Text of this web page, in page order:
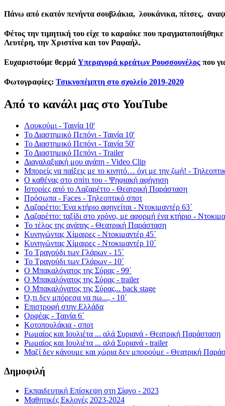
Πάνω από εκατόν πενήντα σουβλάκια, λουκάνικα, πίτσες,
Φέτος την τιμητική του είχε το καραόκε που
Λευτέρη, την Χριστίνα και τον Ραφαήλ.
Ευχαριστούμε θερμά Υπεραγορά κρεάτων Ρουσσουνέλος που
Φωτογραφίες: Τσικνοπέμπτη στο σχολείο 2019-2020
Από το κανάλι μας στο YouTube
Λουκούμι - Ταινία 10'
Το Διαστημικό Πεπόνι - Ταινία 10'
Το Διαστημικό Πεπόνι - Ταινία 50'
Το Διαστημικό Πεπόνι - Trailer
Διαγαλαξιακή μου αγάπη - Video Clip
Μπορείς να παίξεις με το κινητό… όχι με την ζωή! -
Ο καθένας στο σπίτι του - Ψηφιακή αφήγηση
Ιστορίες από το Λαζαρέττο - Θεατρική Παράσταση
Πρόσωπα - Faces - Τηλεοπτικό σποτ
Λαζαρέττο: Ένα κτήριο αφηγείται - Ντοκιμαντέρ 63΄
Λαζαρέττο: ταξίδι στο χρόνο, με αφορμή ένα κτήριο -
Το τέλος της αγάπης - Θεατρική Παράσταση
Κυνηγώντας Χίμαιρες - Ντοκιμαντέρ 45΄
Κυνηγώντας Χίμαιρες - Ντοκιμαντέρ 10΄
Το Τραγούδι των Γλάρων - 15΄
Το Τραγούδι των Γλάρων - 10΄
Ο Μπακαλόγατος της Σύρας - 99΄
Ο Μπακαλόγατος της Σύρας - trailer
Ο Μπακαλόγατος της Σύρας... back stage
Ό,τι δεν μπόρεσα να πω..., - 10΄
Επιστροφή στην Ελλάδα
Ορφέας - Ταινία 6΄
Κοτοπουλάκια - σποτ
Ρωμαίος και Ιουλιέτα ... αλά Συριανά - Θεατρική Παράσταση
Ρωμαίος και Ιουλιέτα ... αλά Συριανά - trailer
Μαζί δεν κάνουμε και χώρια δεν μπορούμε - Θεατρική
Δημοφιλή
Εκπαιδευτική Επίσκεψη στη Σίφνο - 2023
Μαθητικές Εκλογές 2023-2024